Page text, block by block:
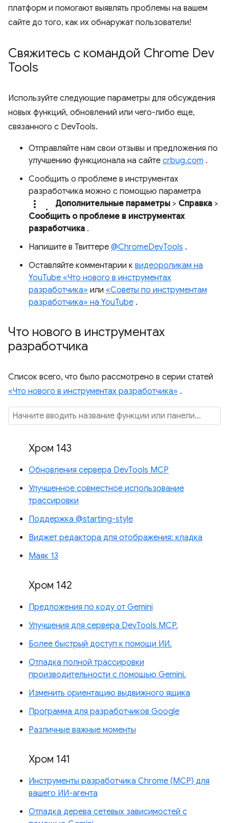
платформ и помогают выявлять проблемы на вашем
сайте до того, как их обнаружат пользователи!
Свяжитесь с командой Chrome Dev
Tools
Используйте следующие параметры для обсуждения
новых функций, обновлений или чего-либо еще,
связанного с DevTools.
Отправляйте нам свои отзывы и предложения по
улучшению функционала на сайте crbug.com .
Сообщить о проблеме в инструментах
разработчика можно с помощью параметра
more_vert. Дополнительные параметры > Справка >
Сообщить о проблеме в инструментах
разработчика .
Напишите в Твиттере @ChromeDevTools .
Оставляйте комментарии к видеороликам на
YouTube «Что нового в инструментах
разработчика» или «Советы по инструментам
разработчика» на YouTube .
Что нового в инструментах
разработчика
Список всего, что было рассмотрено в серии статей
«Что нового в инструментах разработчика» .
Хром 143
Обновления сервера DevTools MCP
Улучшенное совместное использование
трассировки
Поддержка @starting-style
Виджет редактора для отображения: кладка
Маяк 13
Хром 142
Предложения по коду от Gemini
Улучшения для сервера DevTools MCP.
Более быстрый доступ к помощи ИИ.
Отладка полной трассировки
производительности с помощью Gemini.
Изменить ориентацию выдвижного ящика
Программа для разработчиков Google
Различные важные моменты
Хром 141
Инструменты разработчика Chrome (MCP) для
вашего ИИ-агента
Отладка дерева сетевых зависимостей с